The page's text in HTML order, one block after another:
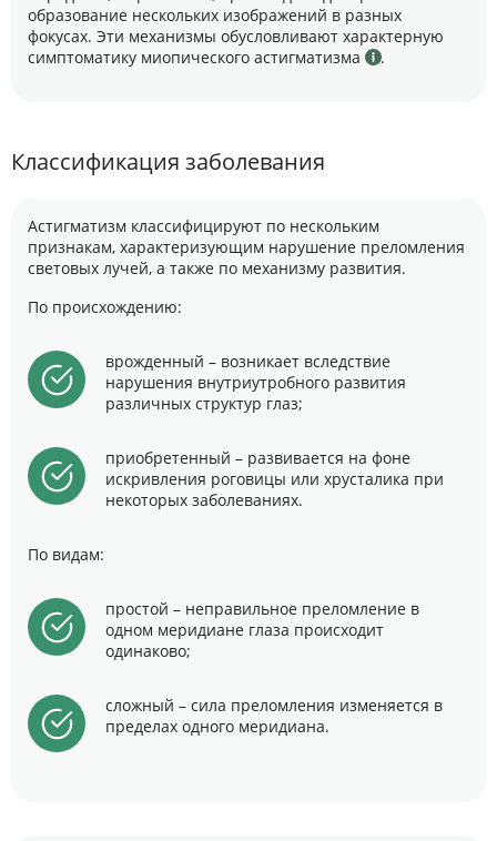
образование нескольких изображений в разных
фокусах. Эти механизмы обусловливают характерную
симптоматику миопического астигматизма
.
Классификация заболевания
Астигматизм классифицируют по нескольким
признакам, характеризующим нарушение преломления
световых лучей, а также по механизму развития.
По происхождению:
врожденный – возникает вследствие
нарушения внутриутробного развития
различных структур глаз;
приобретенный – развивается на фоне
искривления роговицы или хрусталика при
некоторых заболеваниях.
По видам:
простой – неправильное преломление в
одном меридиане глаза происходит
одинаково;
сложный – сила преломления изменяется в
пределах одного меридиана.